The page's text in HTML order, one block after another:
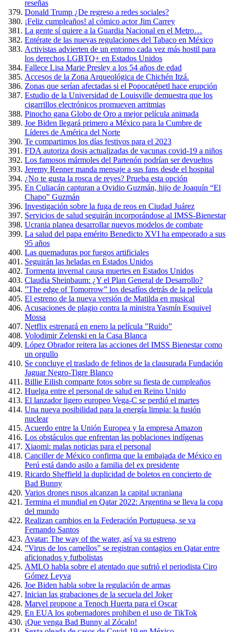
reseñas
Donald Trump ¿De regreso a redes sociales?
¡Feliz cumpleaños! al cómico actor Jim Carrey
La gente sí quiere a la Guardia Nacional en el Metro…
Entérate de las nuevas regulaciones del Tabaco en México
Activistas advierten de un entorno cada vez más hostil para
los derechos LGBTQ+ en Estados Unidos
Fallece Lisa Marie Presley a los 54 años de edad
Accesos de la Zona Arqueológica de Chichén Itzá.
Zonas que serían afectadas si el Popocatépetl hace erupción
Estudio de la Universidad de Louisville demuestra que los
cigarrillos electrónicos promueven arritmias
Pinocho gana Globo de Oro a mejor película animada
Joe Biden llegará primero a México para la Cumbre de
Líderes de América del Norte
Te compartimos los días festivos para el 2023
FDA autoriza dosis actualizadas de vacunas covid-19 a niños
Los famosos mármoles del Partenón podrían ser devueltos
Jeremy Renner manda mensaje a sus fans desde el hospital
¿No te gusta la rosca de reyes? Prueba esta opción
En Culiacán capturan a Ovidio Guzmán, hijo de Joaquín “El
Chapo” Guzmán
Investigación sobre la fuga de reos en Ciudad Juárez
Servicios de salud seguirán incorporándose al IMSS-Bienestar
Ucrania planea desarrollar nuevos modelos de combate
La salud del papa emérito Benedicto XVI ha empeorado a sus
95 años
Las quemaduras por fuegos artificiales
Seguirán las heladas en Estados Unidos
Tormenta invernal causa muertes en Estados Unidos
Claudia Sheinbaum: ¿Y el Plan General de Desarrollo?
”The edge of Tomorrow” los desafíos detrás de la película
El estreno de la nueva versión de Matilda en musical
Acusaciones de plagio contra la ministra Yasmín Esquivel
Mossa
Netflix estrenará en enero la película ”Ruido”
Volodimir Zelenski en la Casa Blanca
López Obrador reitera las acciones del IMSS Bienestar como
un orgullo
Se concluye el traslado de felinos de la clausurada Fundación
Jaguar Negro-Tigre Blanco
Billie Eilish comparte fotos sobre su fiesta de cumpleaños
Huelga entre el personal de salud en Reino Unido
El lanzador ligero europeo Vega-C se perdió el martes
Una nueva posibilidad para la energía limpia: la fusión
nuclear
Acuerdo entre la Unión Europea y la empresa Amazon
Los obstáculos que enfrentan las poblaciones indígenas
Xiaomi: malas noticias para el personal
Canciller de México confirma que la embajada de México en
Perú está dando asilo a familia del ex presidente
Ricardo Sheffield la duplicidad de boletos en concierto de
Bad Bunny
Varios drones rusos alcanzan la capital ucraniana
Termina el mundial en Qatar 2022: Argentina se lleva la copa
del mundo
Realizan cambios en la Federación Portuguesa, se va
Fernando Santos
Avatar: The way of the water, así va su estreno
”Virus de los camellos” se registran contagios en Qatar entre
aficionados y futbolistas
AMLO habla sobre el atentado que sufrió el periodista Ciro
Gómez Leyva
Joe Biden habla sobre la regulación de armas
Inician las grabaciones de la secuela del Joker
Marvel propone a Tenoch Huerta para el Oscar
En EUA los gobernadores prohiben el uso de TikTok
¡Que venga Bad Bunny al Zócalo!